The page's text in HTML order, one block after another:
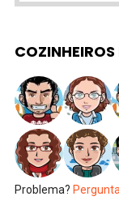
COZINHEIROS
Problema?